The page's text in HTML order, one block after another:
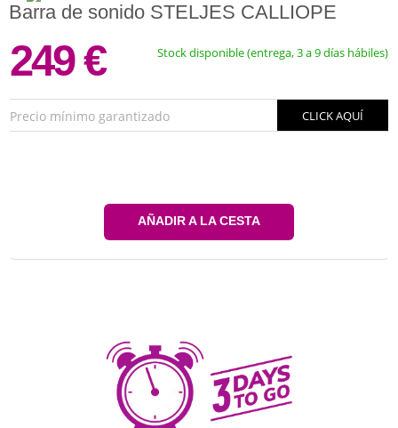
Barra de sonido STELJES CALLIOPE
249 € Stock disponible (entrega, 3 a 9 días hábiles)
Precio mínimo garantizado CLICK AQUÍ
AÑADIR A LA CESTA